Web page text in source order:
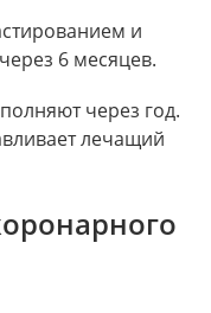
и
6 месяцев.
через год.
лечащий